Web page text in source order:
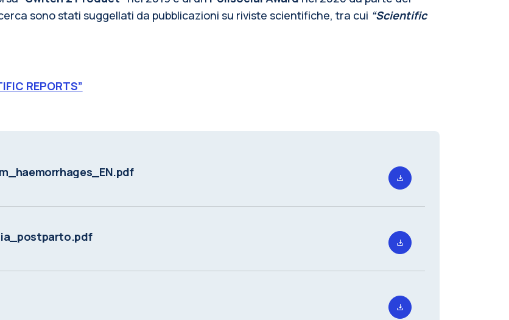
sono stati suggellati da pubblicazioni su riviste scientifiche, tra cui “Scientific
REPORTS”